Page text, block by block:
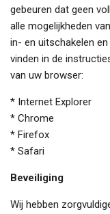
gebeuren dat geen
alle mogelijkheden
in- en uitschakelen
vinden in de
van uw browser:
* Internet Explorer
* Chrome
* Firefox
* Safari
Beveiliging
Wij hebben